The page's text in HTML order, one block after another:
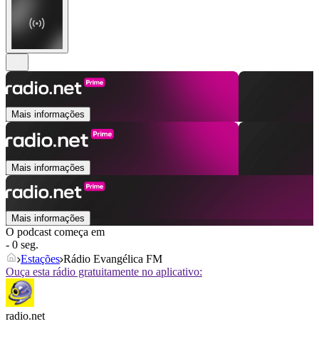
Mais informações
Mais informações
Mais informações
O podcast começa em
- 0 seg.
Estações Rádio Evangélica FM
Ouça esta rádio gratuitamente no aplicativo:
radio.net